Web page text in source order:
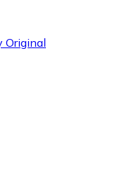
Original